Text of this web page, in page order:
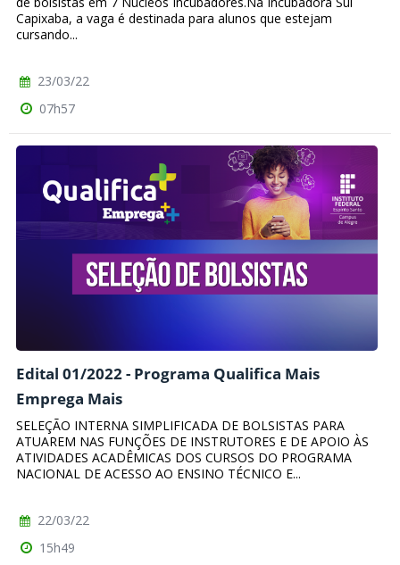
Capixaba, a vaga é destinada para alunos que estejam
cursando...
23/03/22
07h57
Edital 01/2022 - Programa Qualifica Mais
Emprega Mais
SELEÇÃO INTERNA SIMPLIFICADA DE BOLSISTAS PARA
ATUAREM NAS FUNÇÕES DE INSTRUTORES E DE APOIO ÀS
ATIVIDADES ACADÊMICAS DOS CURSOS DO PROGRAMA
NACIONAL DE ACESSO AO ENSINO TÉCNICO E...
22/03/22
15h49